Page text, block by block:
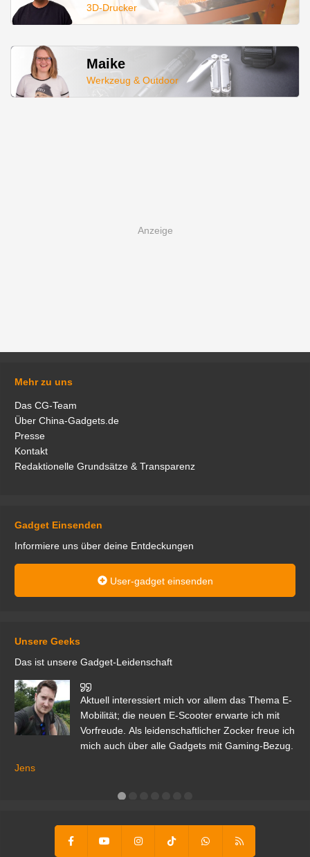
3D-Drucker
Maike
Werkzeug & Outdoor
Mehr zu uns
Das CG-Team
Über China-Gadgets.de
Presse
Kontakt
Redaktionelle Grundsätze & Transparenz
Gadget Einsenden
Informiere uns über deine Entdeckungen
User-gadget einsenden
Unsere Geeks
Das ist unsere Gadget-Leidenschaft
Aktuell interessiert mich vor allem das Thema E-
Mobilität; die neuen E-Scooter erwarte ich mit
Vorfreude. Als leidenschaftlicher Zocker freue ich
mich auch über alle Gadgets mit Gaming-Bezug.
Jens